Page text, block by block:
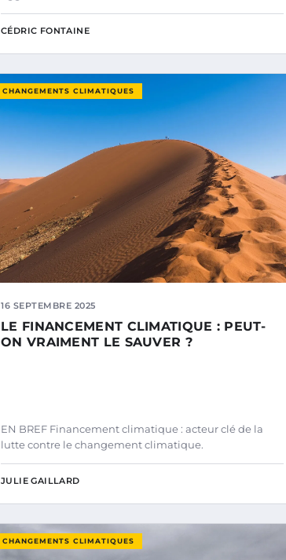
CÉDRIC FONTAINE
CHANGEMENTS CLIMATIQUES
16 SEPTEMBRE 2025
LE FINANCEMENT CLIMATIQUE : PEUT-
ON VRAIMENT LE SAUVER ?
EN BREF Financement climatique : acteur clé de la
lutte contre le changement climatique.
JULIE GAILLARD
CHANGEMENTS CLIMATIQUES